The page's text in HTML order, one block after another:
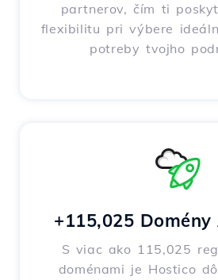
partnerov, čím ti
flexibilitu pri výbere
potreby tvojho
+115,025
S viac ako 115,025
doménami je Hostico